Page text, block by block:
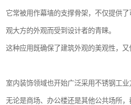
它常被用作幕墙的支撑骨架，不仅提供
观大方的外观而受到设计者的青睐。
这种应用既确保了建筑外观的美观性，又
室内装饰领域也开始广泛采用不锈钢工业
无论是商场、办公楼还是其他公共场所